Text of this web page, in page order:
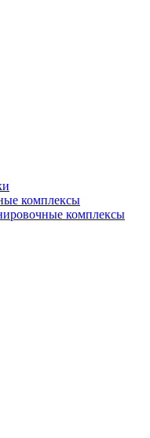
комплексы
комплексы